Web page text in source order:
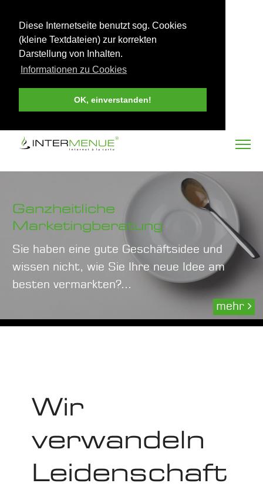
Diese Internetseite benutzt sog. Cookies
(kleine Textdateien) zur korrekten
Darstellung von Inhalten.
Informationen zu Cookies
OK, einverstanden!
Ganzheitliche
Marketingberatung
Sie haben eine gute Geschäftsidee und
wissen nicht, wie Sie Ihre neue Idee am
besten vermarkten?...
mehr
Wir
verwandeln
Leidenschaft